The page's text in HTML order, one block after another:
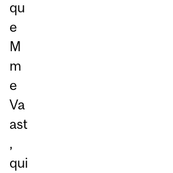
qu
e
M
m
e
Va
ast
,
qui